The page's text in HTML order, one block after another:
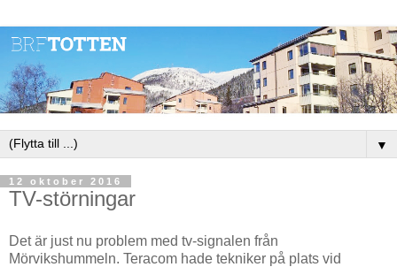
▼
12 oktober 2016
TV-störningar
Det är just nu problem med tv-signalen från
Mörvikshummeln. Teracom hade tekniker på plats vid